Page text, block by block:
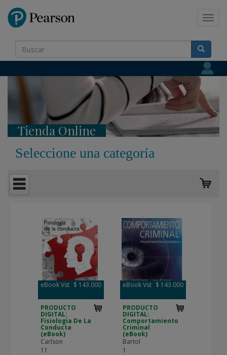
Tienda Online
Seleccione una categoría
eBook Vst $ 143.000
PRODUCTO
DIGITAL:
Fisiologia De La
Conducta
(eBook)
Carlson
11
eBook Vst $ 143.000
PRODUCTO
DIGITAL:
Comportamiento
Criminal
(eBook)
Bartol
1